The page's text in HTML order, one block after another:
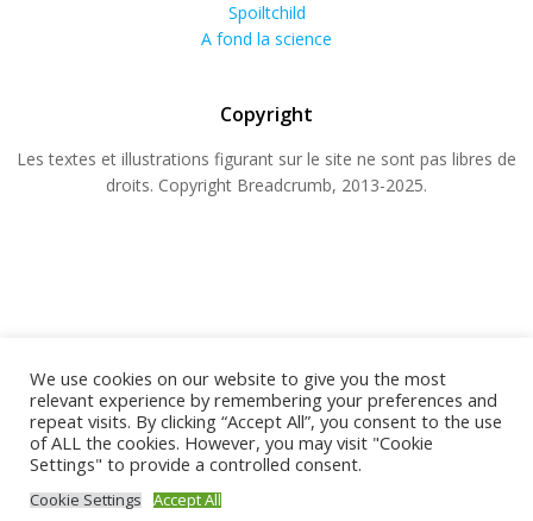
Spoiltchild
A fond la science
Copyright
Les textes et illustrations figurant sur le site ne sont pas libres de
droits. Copyright Breadcrumb, 2013-2025.
© 2026 BREADCRUMB.FR. Construit avec WordPress
etColibriWP Theme.
We use cookies on our website to give you the most
relevant experience by remembering your preferences and
repeat visits. By clicking “Accept All”, you consent to the use
of ALL the cookies. However, you may visit "Cookie
Settings" to provide a controlled consent.
Cookie Settings Accept All